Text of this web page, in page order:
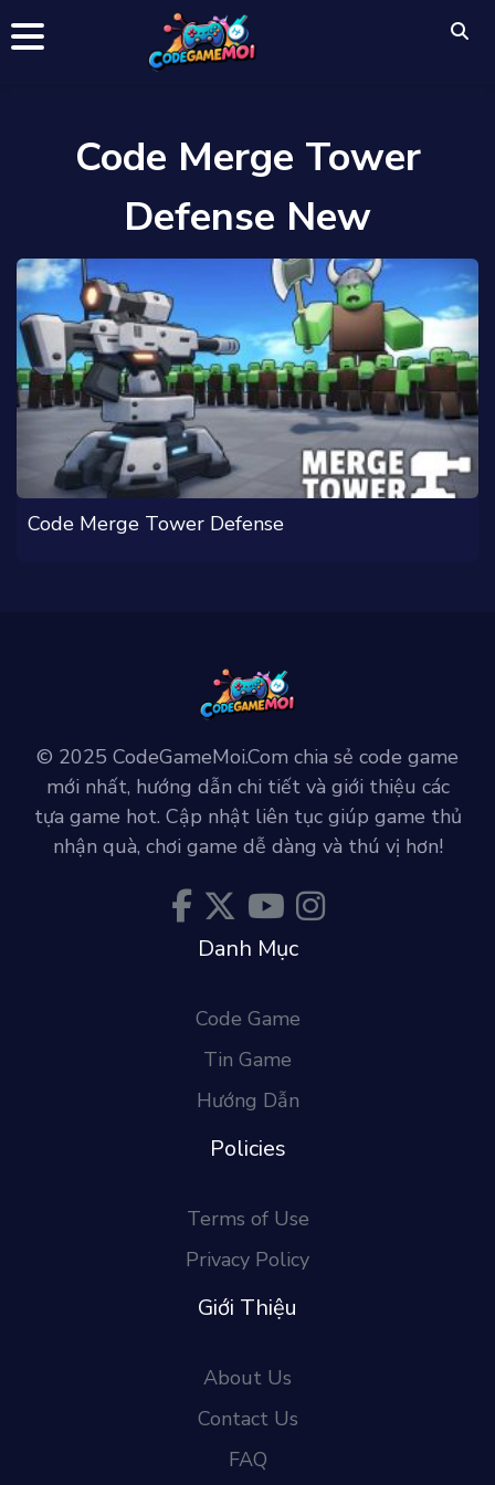
Code Merge Tower
Defense New
Code Merge Tower Defense
© 2025 CodeGameMoi.Com chia sẻ code game
mới nhất, hướng dẫn chi tiết và giới thiệu các
tựa game hot. Cập nhật liên tục giúp game thủ
nhận quà, chơi game dễ dàng và thú vị hơn!
Danh Mục
Code Game
Tin Game
Hướng Dẫn
Policies
Terms of Use
Privacy Policy
Giới Thiệu
About Us
Contact Us
FAQ